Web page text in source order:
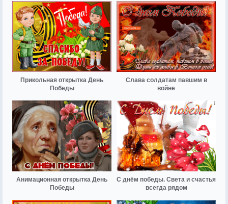
Прикольная открытка День
Победы
Слава солдатам павшим в
войне
Анимационная открытка День
Победы
С днём победы. Света и счастья
всегда рядом